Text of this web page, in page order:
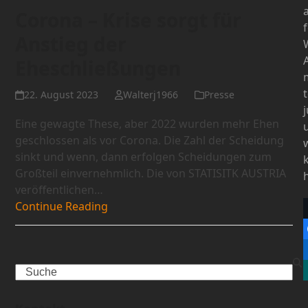
22. August 2023 Walterj1966 Presse
Eine gewagte These, aber 2022 wurden mehr Ehen
geschlossen als vor Corona. Die Zahl der Scheidung
sinkt und wenn, dann erfolgen Scheidungen zum
Großteil einvernehmlich. Die von STATISITK AUSTRIA
veröffentlichen…
Continue Reading
Search